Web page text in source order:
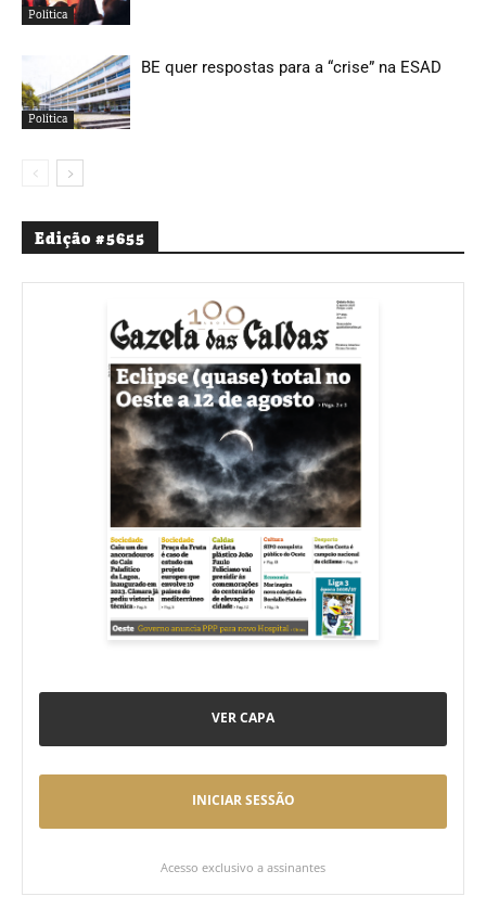
Política
Política
BE quer respostas para a “crise” na ESAD
Edição #5655
VER CAPA
INICIAR SESSÃO
Acesso exclusivo a assinantes